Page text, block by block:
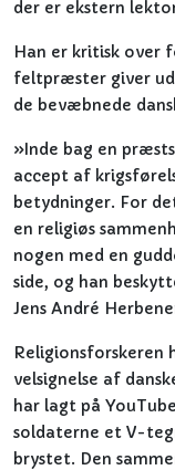
der er ekstern
Han er kritisk over
feltpræster giver
de bevæbnede
»Inde bag en
accept af
betydninger. For
en religiøs
nogen med en
side, og han
Jens André
Religionsforskeren
velsignelse af
har lagt på
soldaterne et V-
brystet. Den